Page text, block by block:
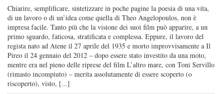
Chiarire, semplificare, sintetizzare in poche pagine la poesia di una vita,
di un lavoro o di un’idea come quella di Theo Angelopoulos, non è
impresa facile. Tanto più che la visione dei suoi film può apparire, a un
primo sguardo, faticosa, stratificata e complessa. Eppure, il lavoro del
regista nato ad Atene il 27 aprile del 1935 e morto improvvisamente a Il
Pireo il 24 gennaio del 2012 – dopo essere stato investito da una moto,
mentre era nel pieno delle riprese del film L’altro mare, con Toni Servillo
(rimasto incompiuto) – merita assolutamente di essere scoperto (o
riscoperto), visto, [...]